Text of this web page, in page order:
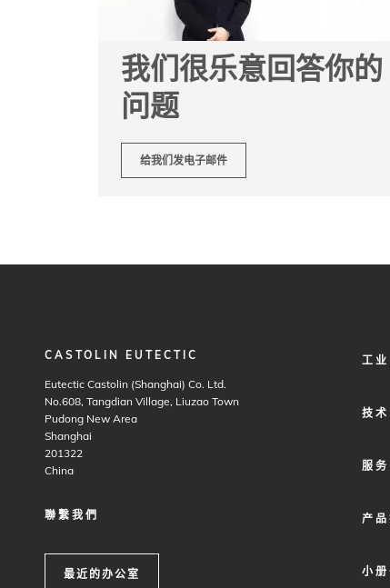
我们很乐意回答你的
问题
给我们发电子邮件
CASTOLIN EUTECTIC
Eutectic Castolin (Shanghai) Co. Ltd.
No.608, Tangdian Village, Liuzao Town
Pudong New Area
Shanghai
201322
China
聯繫我們
最近的办公室
FOOTER
工业
技术
服务
产
小册